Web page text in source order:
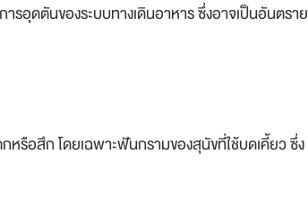
รอุดตันของระบบทางเดินอาหาร ซึ่งอาจเป็นอันตราย
หรือสึก โดยเฉพาะฟันกรามของสุนัขที่ใช้บดเคี้ยว ซึ่ง